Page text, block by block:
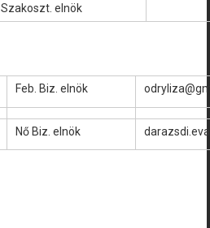
Szakoszt. elnök
Feb. Biz. elnök
Nő Biz. elnök